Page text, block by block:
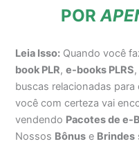
POR
Leia Isso: Quando você
book PLR,e-books PLRS,
buscas relacionadas
você com certeza vai
vendendo Pacotes de e-
Nossos Bônus e Brindes